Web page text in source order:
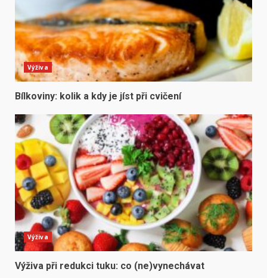
Výživa
Bílkoviny: kolik a kdy je jíst při cvičení
Výživa
Výživa při redukci tuku: co (ne)vynechávat